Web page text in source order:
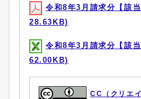
令和8年3月請求分【該
28.63KB)
令和8年3月請求分【該
62.00KB)
CC（クリエ